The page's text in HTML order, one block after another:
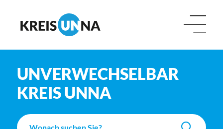
UNVERWECHSELBAR
KREIS UNNA